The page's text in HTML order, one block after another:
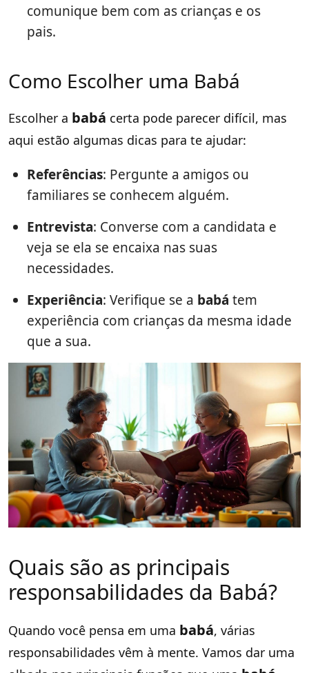
comunique bem com as crianças e os
pais.
Como Escolher uma Babá
Escolher a babá certa pode parecer difícil, mas
aqui estão algumas dicas para te ajudar:
Referências: Pergunte a amigos ou
familiares se conhecem alguém.
Entrevista: Converse com a candidata e
veja se ela se encaixa nas suas
necessidades.
Experiência: Verifique se a babá tem
experiência com crianças da mesma idade
que a sua.
Quais são as principais
responsabilidades da Babá?
Quando você pensa em uma babá, várias
responsabilidades vêm à mente. Vamos dar uma